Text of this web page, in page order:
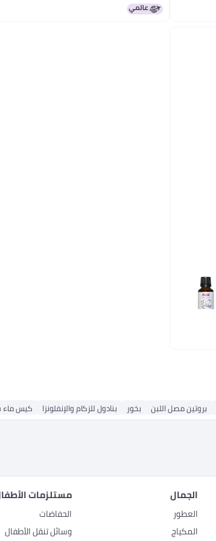
بروتين مصل اللبن بخور بنادول للزكام والإنفلونزا كيس ماء
الجمال
العطور
المكياج
مستلزمات
الحفاضات
وسائل تنقل الأطفال